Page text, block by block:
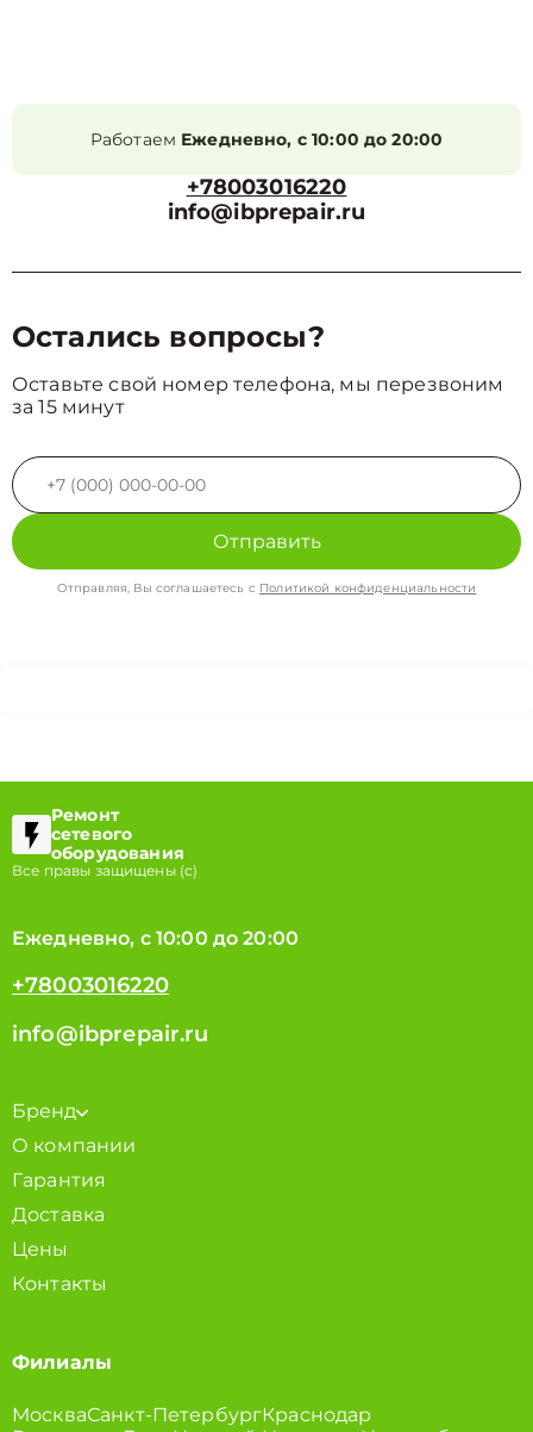
Работаем Ежедневно, с 10:00 до 20:00
+78003016220
info@ibprepair.ru
Остались вопросы?
Оставьте свой номер телефона, мы перезвоним
за 15 минут
Отправить
Отправляя, Вы соглашаетесь с Политикой конфиденциальности
Ремонт
сетевого
оборудования
Все правы защищены (с)
Ежедневно, с 10:00 до 20:00
+78003016220
info@ibprepair.ru
Бренд
О компании
Гарантия
Доставка
Цены
Контакты
Филиалы
МоскваСанкт-ПетербургКраснодар